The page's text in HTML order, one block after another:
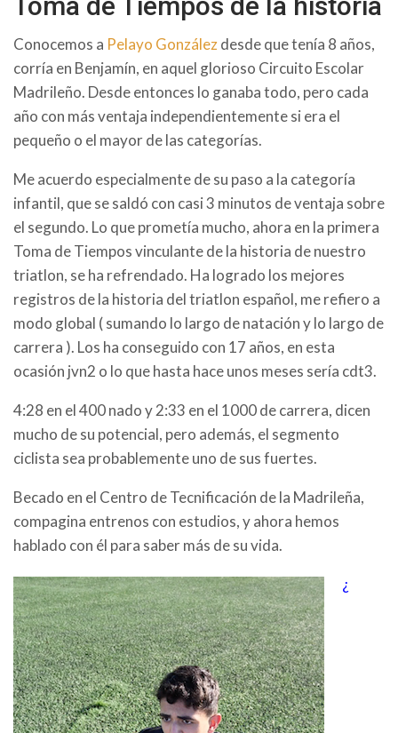
Conocemos a Pelayo Gonzálezdesde que tenía 8 años,
corría en Benjamín, en aquel glorioso Circuito Escolar
Madrileño. Desde entonces lo ganaba todo, pero cada
año con más ventaja independientemente si era el
pequeño o el mayor de las categorías.
Me acuerdo especialmente de su paso a la categoría
infantil, que se saldó con casi 3 minutos de ventaja sobre
el segundo. Lo que prometía mucho, ahora en la primera
Toma de Tiempos vinculante de la historia de nuestro
triatlon, se ha refrendado. Ha logrado los mejores
registros de la historia del triatlon español, me refiero a
modo global ( sumando lo largo de natación y lo largo de
carrera ). Los ha conseguido con 17 años, en esta
ocasión jvn2 o lo que hasta hace unos meses sería cdt3.
4:28 en el 400 nado y 2:33 en el 1000 de carrera, dicen
mucho de su potencial, pero además, el segmento
ciclista sea probablemente uno de sus fuertes.
Becado en el Centro de Tecnificación de la Madrileña,
compagina entrenos con estudios, y ahora hemos
hablado con él para saber más de su vida.
¿